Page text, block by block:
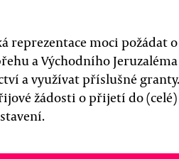
reprezentace moci požádat
a Východního
a využívat příslušné granty.
žádosti o přijetí do